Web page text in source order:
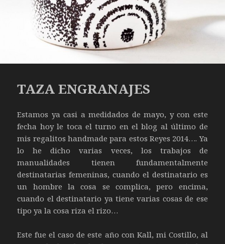
TAZA ENGRANAJES
Estamos ya casi a medidados de mayo, y con este
fecha hoy le toca el turno en el blog al último de
mis regalitos handmade para estos Reyes 2014…. Ya
lo he dicho varias veces, los trabajos de
manualidades tienen fundamentalmente
destinatarias femeninas, cuando el destinatario es
un hombre la cosa se complica, pero encima,
cuando el destinatario ya tiene varias cosas de ese
tipo ya la cosa riza el rizo…
Este fue el caso de este año con Kall, mi Costillo, al